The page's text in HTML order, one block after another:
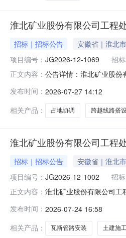
淮北矿业股份有限公司工程
招标｜招标公告 安徽省｜淮北
项目编号： JG2026-12-1069 招
正文内容： 公告详情：淮北矿业股
2026年35kV架空线路改
发布时间： 2026-07-27 14:12
相关产品：
占地协调 跨越线路搭
淮北矿业股份有限公司工程
招标｜招标公告 安徽省｜淮北
项目编号： JG2026-12-1002 招
正文内容： 淮北矿业股份有限公司
项目名称：桃园煤矿
发布时间： 2026-07-24 16:58
相关产品：
瓦斯管路安装 土建施